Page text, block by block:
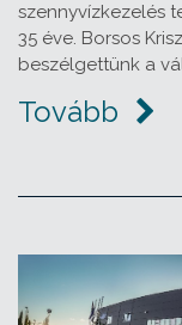
szennyvízkezelés
35 éve. Borsos
beszélgettünk a
Tovább